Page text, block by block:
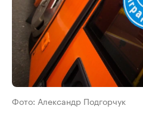
Фото: Александр Подгорчук